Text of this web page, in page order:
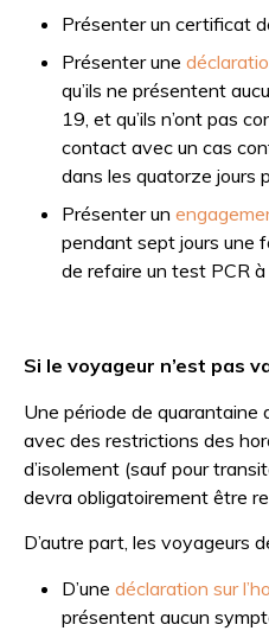
Présenter un certificat
Présenter une
qu’ils ne présentent
19, et qu’ils n’ont pas
contact avec un cas
dans les quatorze jours
Présenter un
pendant sept jours une
de refaire un test PCR à
Si le voyageur n’est pas
Une période de quarantaine
avec des restrictions des
d’isolement (sauf pour
devra obligatoirement être
D’autre part, les voyageurs
D’une déclaration sur
présentent aucun